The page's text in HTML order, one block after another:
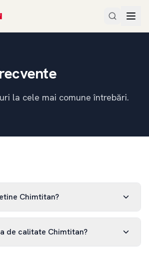
la cele mai comune întrebări.
Chimtitan?
de calitate Chimtitan?